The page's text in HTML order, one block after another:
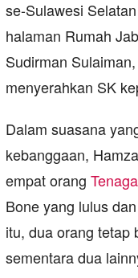
se-Sulawesi
halaman Rumah
Sudirman
menyerahkan SK
Dalam suasana
kebanggaan,
empat orang
Bone yang lulus
itu, dua orang tetap
sementara dua